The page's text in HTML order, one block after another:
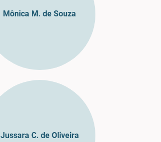
Mônica M. de Souza
Jussara C. de Oliveira